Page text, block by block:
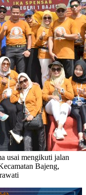
usai mengikuti jalan
Bajeng,